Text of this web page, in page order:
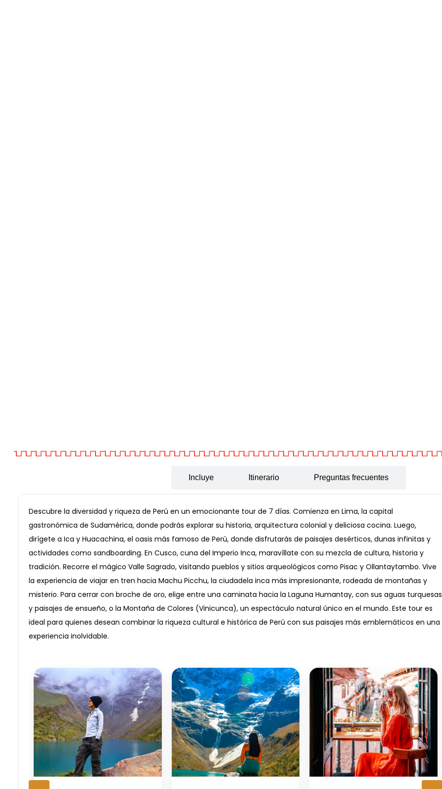
Incluye Itinerario Preguntas frecuentes
Descubre la diversidad y riqueza de Perú en un emocionante tour de 7 días. Comienza en Lima, la capital
gastronómica de Sudamérica, donde podrás explorar su historia, arquitectura colonial y deliciosa cocina. Luego,
dirígete a Ica y Huacachina, el oasis más famoso de Perú, donde disfrutarás de paisajes desérticos, dunas infinitas y
actividades como sandboarding. En Cusco, cuna del Imperio Inca, maravíllate con su mezcla de cultura, historia y
tradición. Recorre el mágico Valle Sagrado, visitando pueblos y sitios arqueológicos como Pisac y Ollantaytambo. Vive
la experiencia de viajar en tren hacia Machu Picchu, la ciudadela inca más impresionante, rodeada de montañas y
misterio. Para cerrar con broche de oro, elige entre una caminata hacia la Laguna Humantay, con sus aguas turquesas
y paisajes de ensueño, o la Montaña de Colores (Vinicunca), un espectáculo natural único en el mundo. Este tour es
ideal para quienes desean combinar la riqueza cultural e histórica de Perú con sus paisajes más emblemáticos en una
experiencia inolvidable.